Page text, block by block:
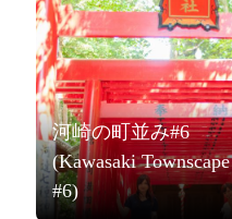
河崎の町並み#6
(Kawasaki Townscape
#6)